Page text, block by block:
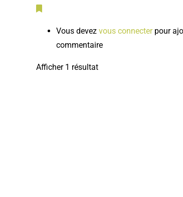
Vous devez vous connecterpour
commentaire
Afficher 1 résultat